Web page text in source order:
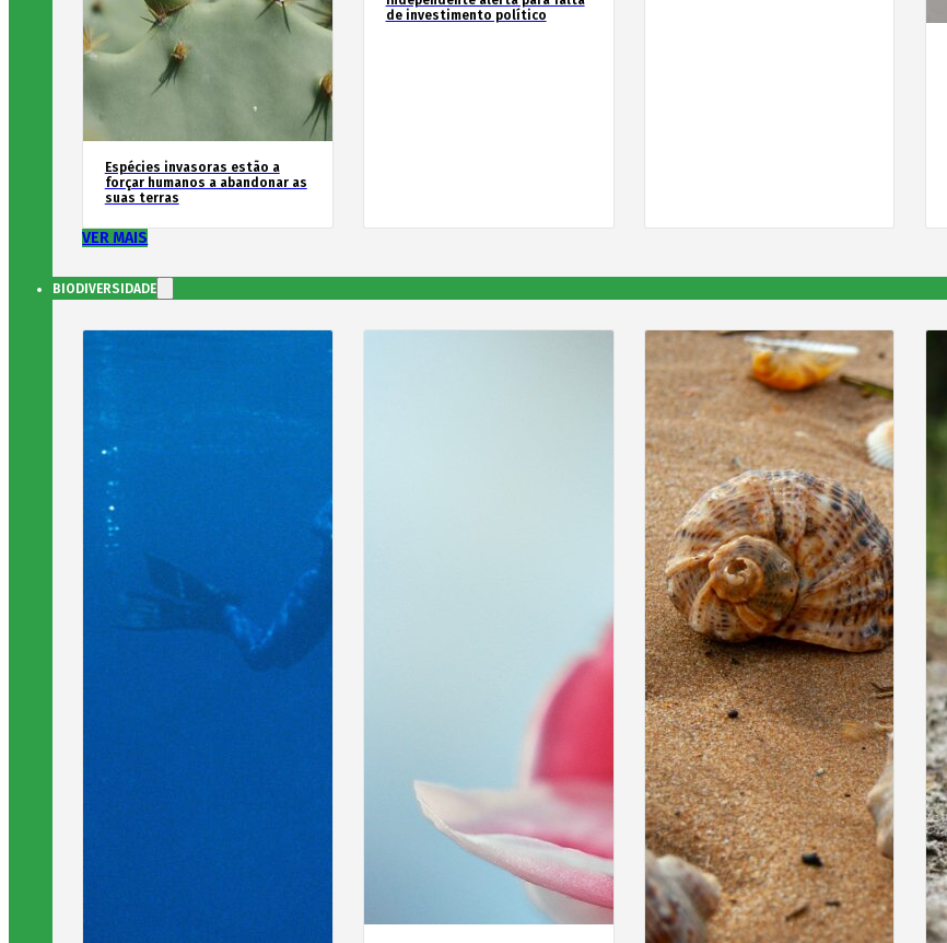
Espécies invasoras estão a
forçar humanos a abandonar as
suas terras
de investimento político
VER MAIS
BIODIVERSIDADE